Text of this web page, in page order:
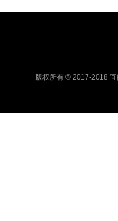
版权所有 © 2017-2018